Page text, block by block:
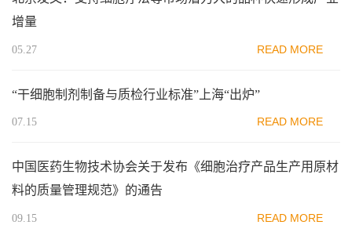
增量
05.27 READ MORE
“干细胞制剂制备与质检行业标准”上海“出炉”
07.15 READ MORE
中国医药生物技术协会关于发布《细胞治疗产品生产用原材
料的质量管理规范》的通告
09.15 READ MORE